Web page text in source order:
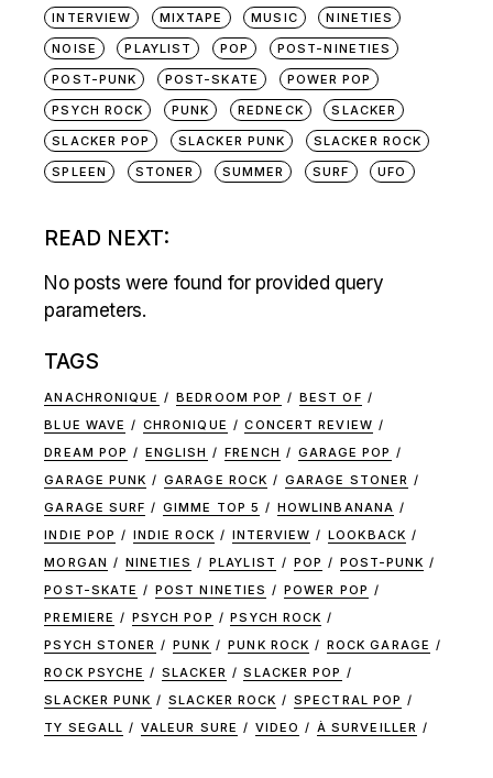
INTERVIEW MIXTAPE MUSIC
NINETIES
NOISE
PLAYLIST POP
POST-NINETIES
POST-PUNK
POST-SKATE
POWER POP
PSYCH ROCK
PUNK REDNECK
SLACKER
SLACKER POP
SLACKER PUNK
SLACKER ROCK
SPLEEN
STONER SUMMER SURF UFO
READ NEXT:
No posts were found for provided query
parameters.
TAGS
ANACHRONIQUE BEDROOM POP
BEST OF
BLUE WAVE
CHRONIQUE
CONCERT REVIEW
DREAM POP
ENGLISH FRENCH
GARAGE POP
GARAGE PUNK
GARAGE ROCK
GARAGE STONER
GARAGE SURF
GIMME TOP 5
HOWLINBANANA
INDIE POP
INDIE ROCK INTERVIEW
LOOKBACK
MORGAN
NINETIES PLAYLIST POP
POST-PUNK
POST-SKATE
POST NINETIES
POWER POP
PREMIERE
PSYCH POP
PSYCH ROCK
PSYCH STONER
PUNK PUNK ROCK
ROCK GARAGE
ROCK PSYCHE
SLACKER
SLACKER POP
SLACKER PUNK
SLACKER ROCK
SPECTRAL POP
TY SEGALL
VALEUR SURE VIDEO À SURVEILLER